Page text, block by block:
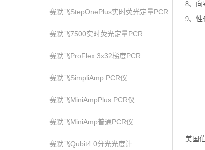
赛默飞StepOnePlus实时荧光定量PCR
赛默飞7500实时荧光定量PCR
赛默飞ProFlex 3x32梯度PCR
赛默飞SimpliAmp PCR仪
赛默飞MiniAmpPlus PCR仪
赛默飞MiniAmp普通PCR仪
赛默飞Qubit4.0分光光度计
8、向
9、性
美国